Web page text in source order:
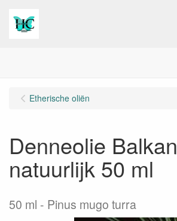
Etherische oliën
Denneolie Balkan
natuurlijk 50 ml
50 ml Pinus mugo turra